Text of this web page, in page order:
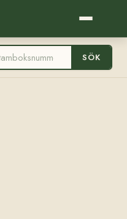
SÖK